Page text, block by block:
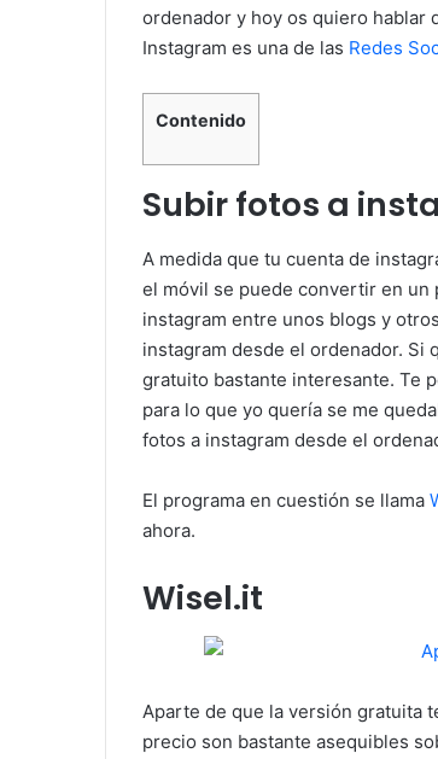
ordenador y hoy os quiero hablar
Instagram es una de las Redes
Contenido
Subir fotos a
A medida que tu cuenta de
el móvil se puede convertir en un
instagram entre unos blogs y
instagram desde el ordenador. Si
gratuito bastante interesante. Te
para lo que yo quería se me
fotos a instagram desde el
El programa en cuestión se llama
ahora.
Wisel.it
Aparte de que la versión gratuita
precio son bastante asequibles